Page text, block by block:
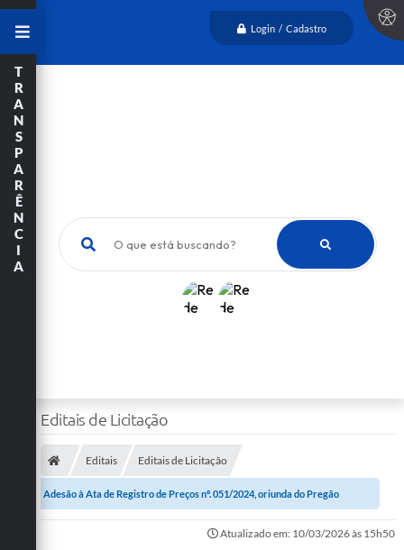
Login / Cadastro
O que está buscando?
T
R
A
N
S
P
A
R
Ê
N
C
I
A
Editais de Licitação
Editais Editais de Licitação
Adesão à Ata de Registro de Preços nº. 051/2024, oriunda do Pregão
Atualizado em: 10/03/2026 às 15h50